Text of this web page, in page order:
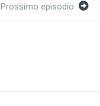
Prossimo episodio